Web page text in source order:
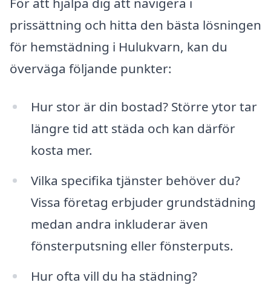
prissättning och hitta den bästa lösningen
för hemstädning i Hulukvarn, kan du
överväga följande punkter:
Hur stor är din bostad? Större ytor tar
längre tid att städa och kan därför
kosta mer.
Vilka specifika tjänster behöver du?
Vissa företag erbjuder grundstädning
medan andra inkluderar även
fönsterputsning eller fönsterputs.
Hur ofta vill du ha städning?